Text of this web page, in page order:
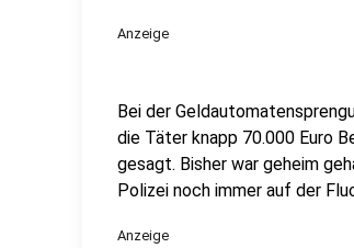
Anzeige
Bei der
die Täter knapp 70.000 Euro
gesagt. Bisher war geheim
Polizei noch immer auf der
Anzeige